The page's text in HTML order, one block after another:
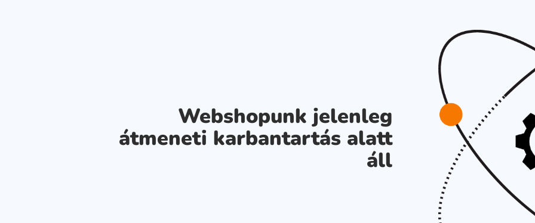
Webshopunk jelenleg
átmeneti karbantartás alatt
áll